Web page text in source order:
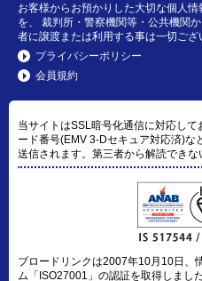
お客様からお預かりした大切な個人
を、 裁判所・警察機関等・公共機関
者に譲渡または利用する事は一切ござ
プライバシーポリシー
会員規約
当サイトはSSL暗号化通信に対応し
ード番号(EMV 3-Dセキュア対応済)な
送信されます。第三者から解読できな
ブロードリンクは2007年10月10日、
ム「ISO27001」の認証を取得しました